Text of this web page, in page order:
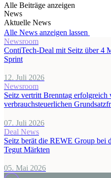
Alle Beiträge anzeigen
News
Aktuelle News
Alle News anzeigen lassen
Newsroom
ContiTech-Deal mit Seitz über 4
Sprint
12. Juli 2026
Newsroom
Seitz vertritt Brenntag erfolgreich
verbrauchsteuerlichen
07. Juli 2026
Deal News
Seitz berät die REWE Group bei
Tegut Märkten
05. Mai 2026